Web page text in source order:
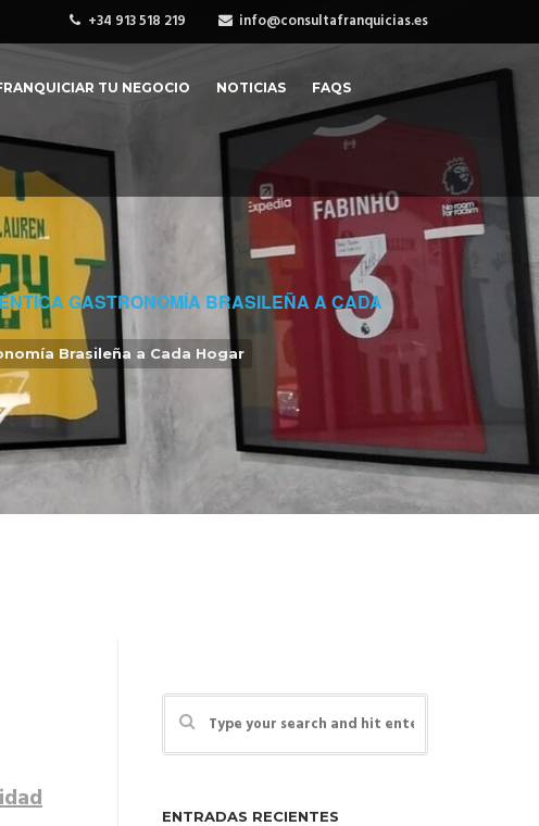
+34 913 518 219 info@consultafranquicias.es
TU NEGOCIO NOTICIAS FAQS
GASTRONOMÍA BRASILEÑA A CADA
Brasileña a Cada Hogar
ENTRADAS RECIENTES